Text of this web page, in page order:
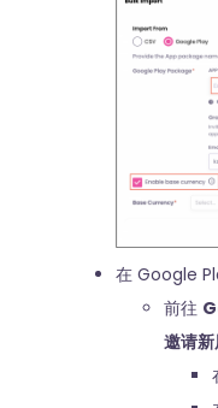
在 Google
前往
邀请